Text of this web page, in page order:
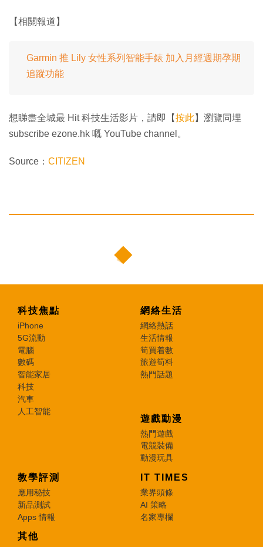
【相關報道】
Garmin 推 Lily 女性系列智能手錶 加入月經週期孕期
追蹤功能
想睇盡全城最 Hit 科技生活影片，請即【按此】瀏覽同埋
subscribe ezone.hk 嘅 YouTube channel。
Source： CITIZEN
科技焦點
iPhone
5G流動
電腦
數碼
智能家居
科技
汽車
人工智能
網絡生活
網絡熱話
生活情報
筍買着數
旅遊筍料
熱門話題
遊戲動漫
熱門遊戲
電競裝備
動漫玩具
教學評測
應用秘技
新品測試
Apps 情報
IT TIMES
業界頭條
AI 策略
名家專欄
其他